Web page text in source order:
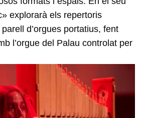
explorarà els repertoris
d’orgues portatius, fent
l’orgue del Palau controlat per